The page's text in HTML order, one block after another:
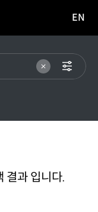
이동
EN
결과 입니다.